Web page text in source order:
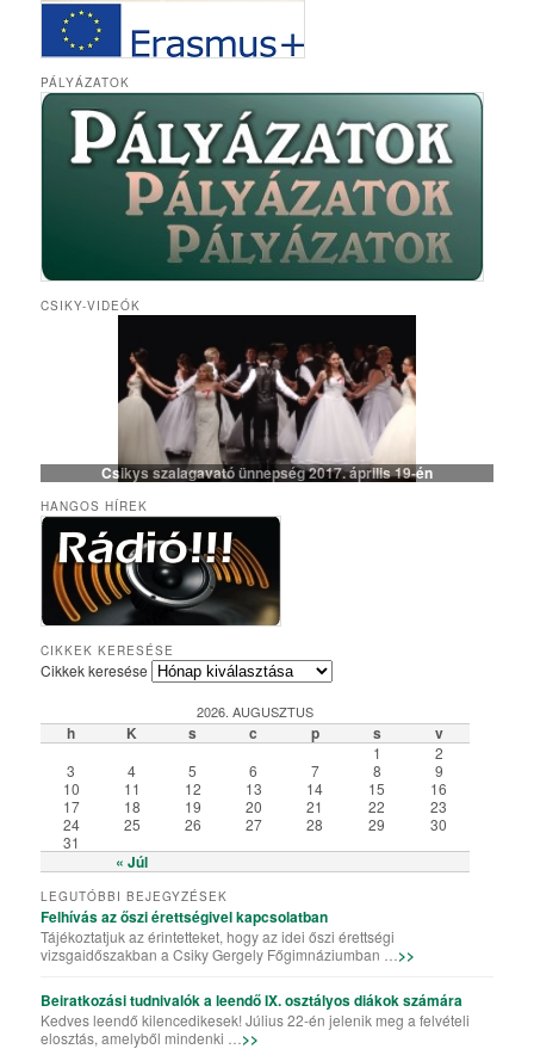
PÁLYÁZATOK
CSIKY-VIDEÓK
Csikys szalagavató ünnepség 2017. április 19-én
Vallásos örökségünk – kiállítás a könyvtárteremben
Csiky Gergely Főgimnázium – Iskolabemutató diákszemmel
„Aranyhaj” – a XI. A farsangi kiadásában
Röplabda-siker a kolozsvári Sportolimpián
Elemisták játékos sporttevékenysége (Erasmus+)
Algyógyi hétvégén szelfiző ötödikesek és hatodikosok
Aradi „kincsvadászaton” a megye nyolcadikosai
Iskolai tehetséggondozás a Csikyben
Karaoke!!! (Aligazgatói segédlettel)
Csiky – A mi iskolánk (filmelőzetes)
„Gyere a Csikybe!” – kisfilm diákoktól diákoknak
A Csiky énekkarának templomi és szabadtéri fellépései
A karácsony, ahogy a VII. B-sek látják
Mikulásjárás a Csikyben és a Kincskereső Óvodában
Túl a színfalakon – portréfilm Tapasztó Ernőről
HANGOS HÍREK
CIKKEK KERESÉSE
Cikkek keresése
2026. AUGUSZTUS
h K s c p s v
« Júl
1
2
3
4 5 6 7 8
9
10
11 12 13 14 15
16
17
18 19 20 21 22
23
24
25 26 27 28 29
30
31
LEGUTÓBBI BEJEGYZÉSEK
Felhívás az őszi érettségivel kapcsolatban
Tájékoztatjuk az érintetteket, hogy az idei őszi érettségi
vizsgaidőszakban a Csiky Gergely Főgimnáziumban … >>
Beiratkozási tudnivalók a leendő IX. osztályos diákok számára
Kedves leendő kilencedikesek! Július 22-én jelenik meg a felvételi
elosztás, amelyből mindenki … >>